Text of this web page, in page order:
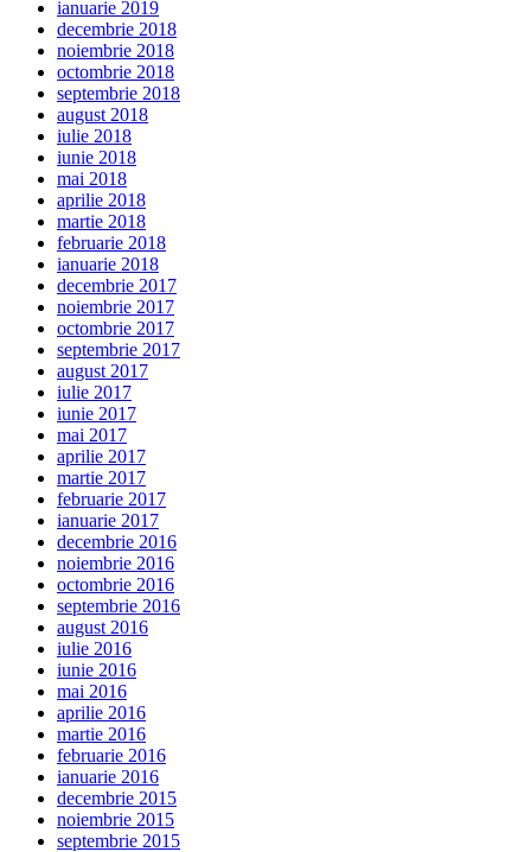
ianuarie 2019
decembrie 2018
noiembrie 2018
octombrie 2018
septembrie 2018
august 2018
iulie 2018
iunie 2018
mai 2018
aprilie 2018
martie 2018
februarie 2018
ianuarie 2018
decembrie 2017
noiembrie 2017
octombrie 2017
septembrie 2017
august 2017
iulie 2017
iunie 2017
mai 2017
aprilie 2017
martie 2017
februarie 2017
ianuarie 2017
decembrie 2016
noiembrie 2016
octombrie 2016
septembrie 2016
august 2016
iulie 2016
iunie 2016
mai 2016
aprilie 2016
martie 2016
februarie 2016
ianuarie 2016
decembrie 2015
noiembrie 2015
septembrie 2015